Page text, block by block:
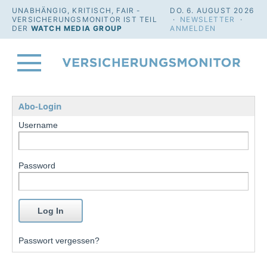
UNABHÄNGIG, KRITISCH, FAIR -
VERSICHERUNGSMONITOR IST TEIL
DER WATCH MEDIA GROUP
DO. 6. AUGUST 2026
· NEWSLETTER
·
ANMELDEN
Abo-Login
Username
Password
Passwort vergessen?